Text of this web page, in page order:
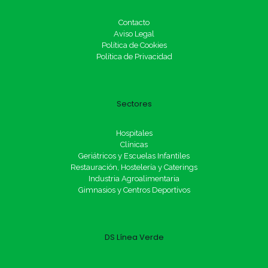
Contacto
Aviso Legal
Política de Cookies
Política de Privacidad
Sectores
Hospitales
Clínicas
Geriátricos y Escuelas Infantiles
Restauración, Hostelería y Caterings
Industria Agroalimentaria
Gimnasios y Centros Deportivos
DS Línea Verde